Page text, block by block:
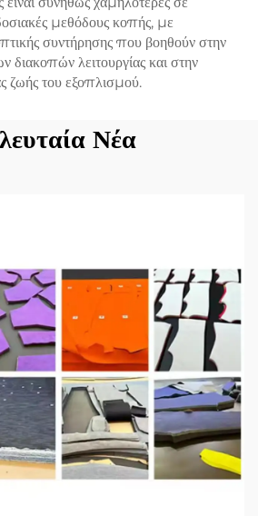
μεθόδους κοπής, με
συντήρησης που βοηθούν στην
λειτουργίας και στην
ζωής του εξοπλισμού.
Νέα